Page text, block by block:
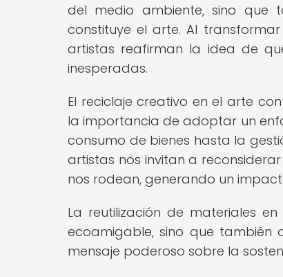
del medio ambiente, sino que
constituye el arte. Al
artistas reafirman la idea de
inesperadas.
El reciclaje creativo en el arte
la importancia de adoptar un
consumo de bienes hasta la
artistas nos invitan a
nos rodean, generando un
La reutilización de materiales
ecoamigable, sino que
mensaje poderoso sobre la